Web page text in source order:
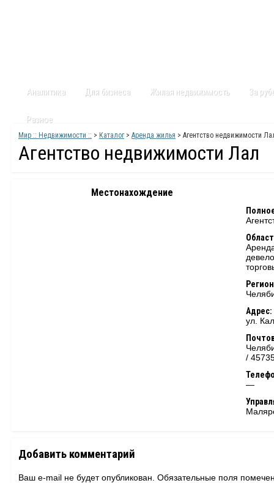
Аналитика Для бизнеса Жилая недвижимость За
Разное
Мир :: Недвижимости :: > Каталог> Аренда жилья > Агентство недвижимости
Агентство недвижимости Лал
Местонахождение
Адрес:
ул.
/
—
Добавить комментарий
Ваш e-mail не будет опубликован. Обязательные поля